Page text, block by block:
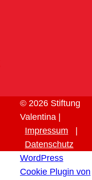
© 2026 Stiftung
Valentina |
Impressum
Datenschutz
WordPress
Cookie Plugin von